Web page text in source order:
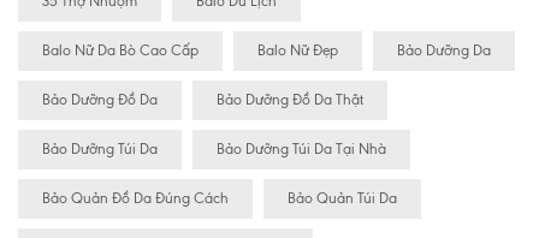
Balo Nữ Da Bò Cao Cấp Balo Nữ Đẹp Bảo Dưỡng Da
Bảo Dưỡng Đồ Da Bảo Dưỡng Đồ Da Thật
Bảo Dưỡng Túi Da Bảo Dưỡng Túi Da Tại Nhà
Bảo Quản Đồ Da Đúng Cách Bảo Quản Túi Da